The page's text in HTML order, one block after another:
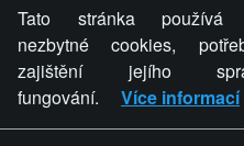
stránky týče, ani osoba,
stránku, nemůže z důvodu
komentáře pro výše
provozovateli stránky žádný
Tato stránka používá
nezbytné cookies,
zajištění jejího
fungování.
Více informací